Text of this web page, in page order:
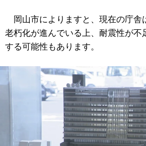
岡山市によりますと、現在の庁舎
老朽化が進んでいる上、耐震性が不
する可能性もあります。